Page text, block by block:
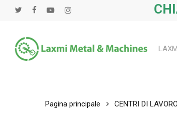
principale
twitter FacebookYoutubeinstagram
Pagina principale CENTRI DI